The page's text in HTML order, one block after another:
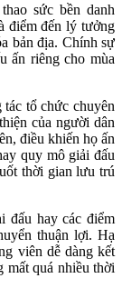
sức bền danh
điểm đến lý tưởng
bản địa. Chính sự
ấn riêng cho mùa
tổ chức chuyên
của người dân
điều khiến họ ấn
quy mô giải đấu
thời gian lưu trú
đấu hay các điểm
thuận lợi. Hạ
viên dễ dàng kết
mất quá nhiều thời